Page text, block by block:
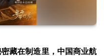
藏在制造里，中国商业航